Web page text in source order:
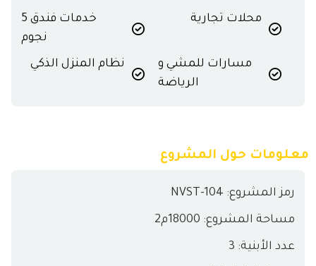
محلات تجارية
خدمات فندق 5
نجوم
مسارات للمشي و
الرياضة
نظام المنزل الذكي
معلومات حول المشروع
رمز المشروع: NVST-104
مساحة المشروع: 18000م2
عدد الأبنية: 3